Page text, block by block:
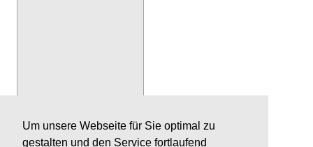
Um unsere Webseite für Sie optimal zu
gestalten und den Service fortlaufend